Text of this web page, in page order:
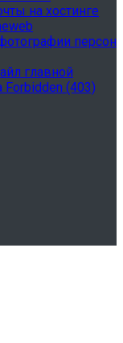
на хостинге
персон
главной
(403)